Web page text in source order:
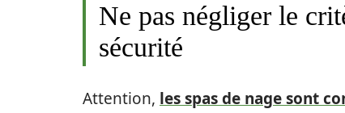
Ne pas négliger le
sécurité
Attention, les spas de nage sont